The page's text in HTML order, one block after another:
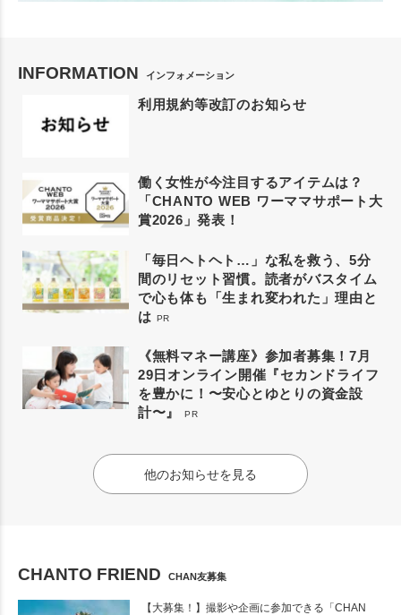
INFORMATION インフォメーション
利用規約等改訂のお知らせ
働く女性が今注目するアイテムは？
「CHANTO WEB ワーママサポート大
賞2026」発表！
「毎日ヘトヘト…」な私を救う、5分
間のリセット習慣。読者がバスタイム
で心も体も「生まれ変われた」理由と
は PR
《無料マネー講座》参加者募集！7月
29日オンライン開催『セカンドライフ
を豊かに！〜安心とゆとりの資金設
計〜』
PR
他のお知らせを見る
CHANTO FRIEND CHAN友募集
【大募集！】撮影や企画に参加できる「CHAN